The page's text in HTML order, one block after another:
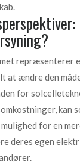
repræsenterer
at ændre den
for
kan
for en
deres egen